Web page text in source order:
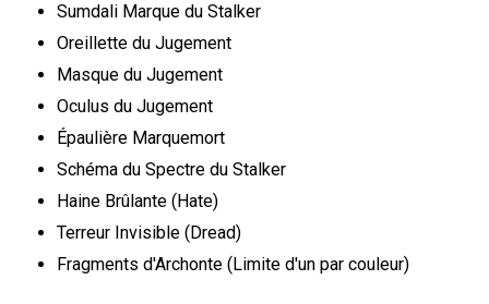
Sumdali Marque du Stalker
Oreillette du Jugement
Masque du Jugement
Oculus du Jugement
Épaulière Marquemort
Schéma du Spectre du Stalker
Haine Brûlante (Hate)
Terreur Invisible (Dread)
Fragments d'Archonte (Limite d'un par couleur)